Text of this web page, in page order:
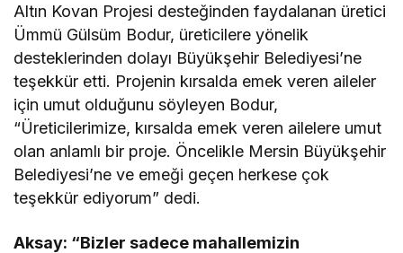
Altın Kovan Projesi desteğinden faydalanan üretici
Ümmü Gülsüm Bodur, üreticilere yönelik
desteklerinden dolayı Büyükşehir Belediyesi’ne
teşekkür etti. Projenin kırsalda emek veren aileler
için umut olduğunu söyleyen Bodur,
“Üreticilerimize, kırsalda emek veren ailelere umut
olan anlamlı bir proje. Öncelikle Mersin Büyükşehir
Belediyesi’ne ve emeği geçen herkese çok
teşekkür ediyorum” dedi.
Aksay: “Bizler sadece mahallemizin